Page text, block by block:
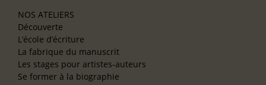
NOS ATELIERS
Découverte
L’école d’écriture
La fabrique du manuscrit
Les stages pour artistes-auteurs
Se former à la biographie